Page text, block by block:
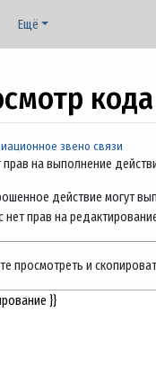
Ещё
звено связи
навигация,поиск
прав на выполнение
действие могут
нет прав на
просмотреть и